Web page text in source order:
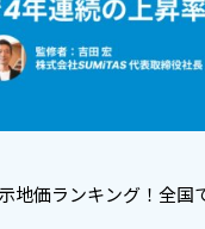
地価ランキング！全国